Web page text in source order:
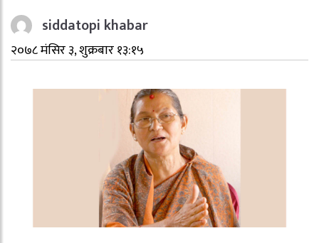
siddatopi khabar
२०७८ मंसिर ३, शुक्रबार १३:१५